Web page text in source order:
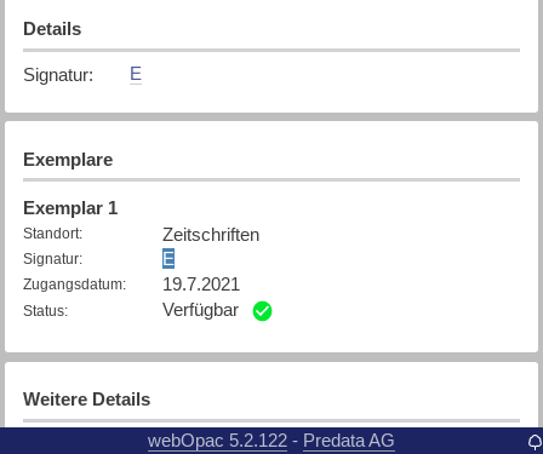
Details
Signatur: E
Exemplare
Exemplar 1
Standort: Zeitschriften
Signatur: E
Zugangsdatum: 19.7.2021
Status: Verfügbar
Weitere Details
Stuttgart : Motor Presse
webOpac 5.2.122 - Predata AG